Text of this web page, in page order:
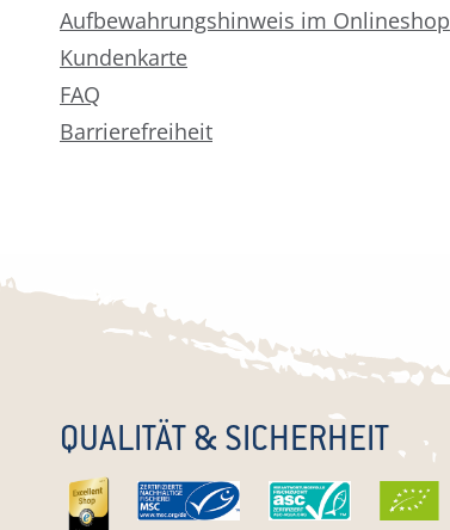
Aufbewahrungshinweis im Onlineshop
Kundenkarte
FAQ
Barrierefreiheit
QUALITÄT & SICHERHEIT